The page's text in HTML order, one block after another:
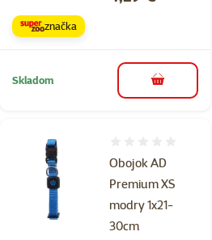
značka
Skladom do košíka
Obojok AD
Premium XS
modry 1x21-
30cm